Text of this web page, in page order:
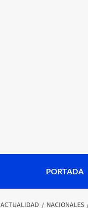
PORTADA
ACTUALIDAD NACIONALES